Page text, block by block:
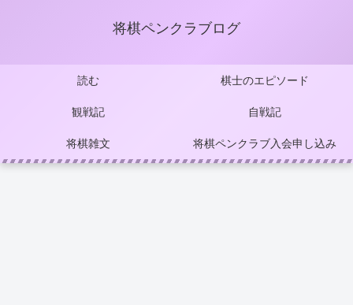
将棋ペンクラブログ
読む 棋士のエピソード
観戦記 自戦記
将棋雑文 将棋ペンクラブ入会申し込み